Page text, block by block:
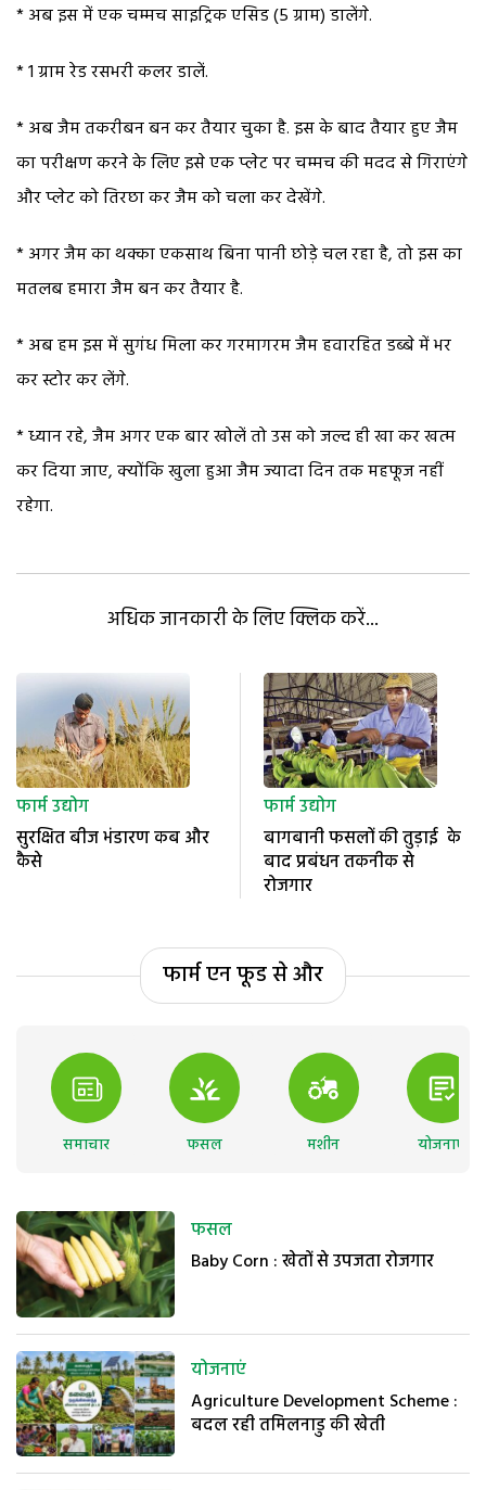
* अब इस में एक चम्मच साइट्रिक एसिड (5 ग्राम) डालेंगे.
* 1 ग्राम रेड रसभरी कलर डालें.
* अब जैम तकरीबन बन कर तैयार चुका है. इस के बाद तैयार हुए जैम
का परीक्षण करने के लिए इसे एक प्लेट पर चम्मच की मदद से गिराएंगे
और प्लेट को तिरछा कर जैम को चला कर देखेंगे.
* अगर जैम का थक्का एकसाथ बिना पानी छोड़े चल रहा है, तो इस का
मतलब हमारा जैम बन कर तैयार है.
* अब हम इस में सुगंध मिला कर गरमागरम जैम हवारहित डब्बे में भर
कर स्टोर कर लेंगे.
* ध्यान रहे, जैम अगर एक बार खोलें तो उस को जल्द ही खा कर खत्म
कर दिया जाए, क्योंकि खुला हुआ जैम ज्यादा दिन तक महफूज नहीं
रहेगा.
अधिक जानकारी के लिए क्लिक करें...
फार्म उद्योग
सुरक्षित बीज भंडारण कब और
कैसे
फार्म उद्योग
बागबानी फसलों की तुड़ाई के
बाद प्रबंधन तकनीक से
रोजगार
फार्म एन फूड से और
समाचार फसल मशीन योजनाएं
फसल
Baby Corn : खेतों से उपजता रोजगार
योजनाएं
Agriculture Development Scheme :
बदल रही तमिलनाडु की खेती